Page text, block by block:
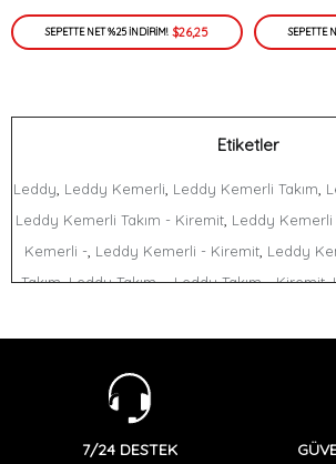
SEPETTE NET %25 İNDİRİM! $26,25 SEPETTE
Etiketler
Leddy, Leddy Kemerli, Leddy Kemerli Takım,
Leddy Kemerli Takım - Kiremit, Leddy Kemerli
Kemerli -, Leddy Kemerli - Kiremit, Leddy
Takım, Leddy Takım -, Leddy Takım - Kiremit,
Kemerli Takım -, Kemerli Takım - Kiremit,
Kemerli - Kiremit
Kiremit
7/24 DESTEK